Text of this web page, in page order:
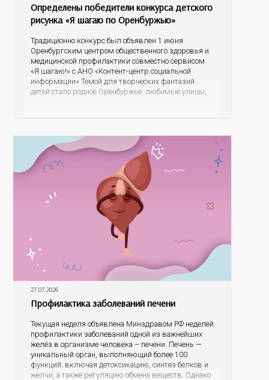
Определены победители конкурса детского
рисунка «Я шагаю по Оренбуржью»
Традиционно конкурс был объявлен 1 июня
Оренбургским центром общественного здоровья и
медицинской профилактики совместно сервисом
«Я шагаю!» с АНО «Контент-центр социальной
информации» Темой для творческих фантазий
детей стало родное Оренбуржье: любимые улицы,
27.07.2026
Профилактика заболеваний печени
Текущая неделя объявлена Минздравом РФ неделей
профилактики заболеваний одной из важнейших
желёз в организме человека – печени. Печень —
уникальный орган, выполняющий более 100
функций, включая детоксикацию, синтез белков и
желчи, а также регуляцию обмена веществ. Однако